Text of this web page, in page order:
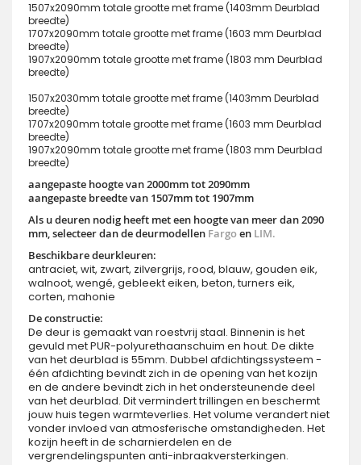
1507x2090mm totale grootte met frame (1403mm Deurblad
breedte)
1707x2090mm totale grootte met frame (1603 mm Deurblad
breedte)
1907x2090mm totale grootte met frame (1803 mm Deurblad
breedte)
1507x2030mm totale grootte met frame (1403mm Deurblad
breedte)
1707x2090mm totale grootte met frame (1603 mm Deurblad
breedte)
1907x2090mm totale grootte met frame (1803 mm Deurblad
breedte)
aangepaste hoogte van 2000mm tot 2090mm
aangepaste breedte van 1507mm tot 1907mm
Als u deuren nodig heeft met een hoogte van meer dan 2090
mm, selecteer dan de deurmodellen Fargoen LIM.
Beschikbare deurkleuren:
antraciet, wit, zwart, zilvergrijs, rood, blauw, gouden eik,
walnoot, wengé, gebleekt eiken, beton, turners eik,
corten, mahonie
De constructie:
De deur is gemaakt van roestvrij staal. Binnenin is het
gevuld met PUR-polyurethaanschuim en hout. De dikte
van het deurblad is 55mm. Dubbel afdichtingssysteem -
één afdichting bevindt zich in de opening van het kozijn
en de andere bevindt zich in het ondersteunende deel
van het deurblad. Dit vermindert trillingen en beschermt
jouw huis tegen warmteverlies. Het volume verandert niet
vonder invloed van atmosferische omstandigheden. Het
kozijn heeft in de scharnierdelen en de
vergrendelingspunten anti-inbraakversterkingen.